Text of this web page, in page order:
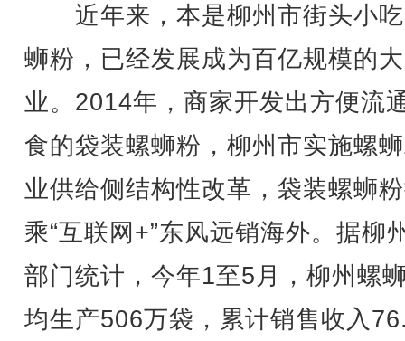
近年来，本是柳州市街头小
蛳粉，已经发展成为百亿规模的
业。2014年，商家开发出方便流
食的袋装螺蛳粉，柳州市实施螺
业供给侧结构性改革，袋装螺蛳
乘“互联网+”东风远销海外。据柳
部门统计，今年1至5月，柳州螺
均生产506万袋，累计销售收入